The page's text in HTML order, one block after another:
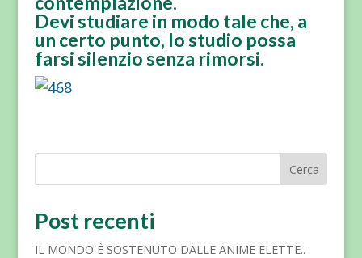
Devistudiare in modo tale che, a
un certo punto, lo studio possa
farsi silenzio senza rimorsi.
Cerca
Post recenti
IL MONDO È SOSTENUTO DALLE ANIME ELETTE..